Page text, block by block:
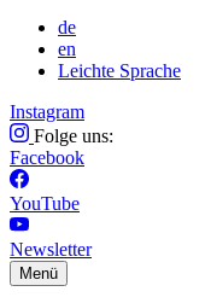
de
en
Leichte Sprache
Instagram
Folge uns:
Facebook
YouTube
Newsletter
Menü